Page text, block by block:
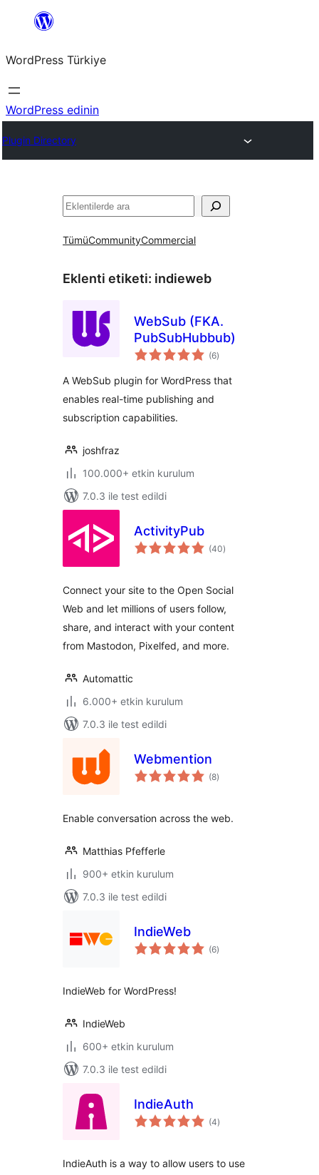
İçeriğe
WordPress Türkiye
WordPress edinin
Plugin Directory
Ara
TümüCommunityCommercial
Eklenti etiketi: indieweb
WebSub (FKA.
PubSubHubbub)
(6toplam
puan
)
A WebSub plugin for WordPress that
enables real-time publishing and
subscription capabilities.
joshfraz
100.000+ etkin kurulum
7.0.3 ile test edildi
ActivityPub
(40toplam
puan
)
Connect your site to the Open Social
Web and let millions of users follow,
share, and interact with your content
from Mastodon, Pixelfed, and more.
Automattic
6.000+ etkin kurulum
7.0.3 ile test edildi
Webmention
(8toplam
puan
)
Enable conversation across the web.
Matthias Pfefferle
900+ etkin kurulum
7.0.3 ile test edildi
IndieWeb
(6toplam
puan
)
IndieWeb for WordPress!
IndieWeb
600+ etkin kurulum
7.0.3 ile test edildi
IndieAuth
(4toplam
puan
)
IndieAuth is a way to allow users to use